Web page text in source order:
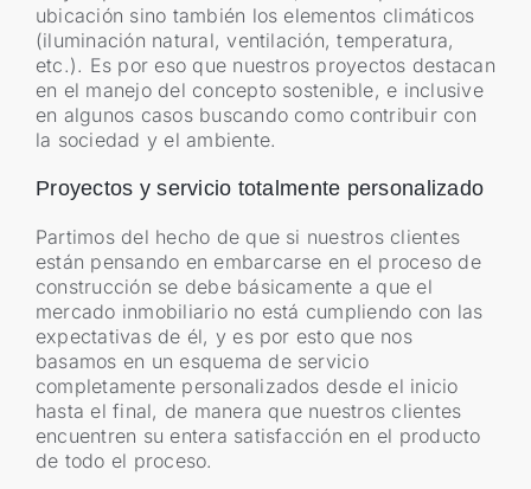
ubicación sino también los elementos climáticos
(iluminación natural, ventilación, temperatura,
etc.). Es por eso que nuestros proyectos destacan
en el manejo del concepto sostenible, e inclusive
en algunos casos buscando como contribuir con
la sociedad y el ambiente.
Proyectos y servicio totalmente personalizado
Partimos del hecho de que si nuestros clientes
están pensando en embarcarse en el proceso de
construcción se debe básicamente a que el
mercado inmobiliario no está cumpliendo con las
expectativas de él, y es por esto que nos
basamos en un esquema de servicio
completamente personalizados desde el inicio
hasta el final, de manera que nuestros clientes
encuentren su entera satisfacción en el producto
de todo el proceso.